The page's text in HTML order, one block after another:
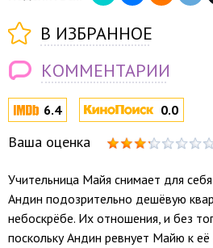
6.4 0.0
Ваша оценка
Учительница Майя снимает для
Андин подозрительно дешёвую
небоскрёбе. Их отношения, и без
поскольку Андин ревнует Майю к
В ИЗБРАННОЕ
КОММЕНТАРИИ